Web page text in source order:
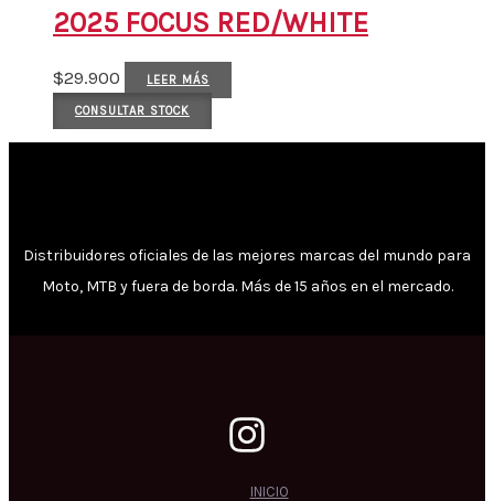
2025 FOCUS RED/WHITE
$29.900 LEER MÁS
CONSULTAR STOCK
Distribuidores oficiales de las mejores marcas del mundo para
Moto, MTB y fuera de borda. Más de 15 años en el mercado.
INICIO